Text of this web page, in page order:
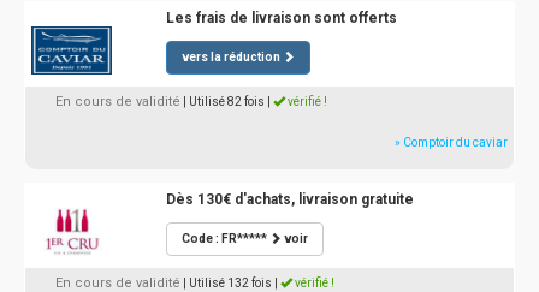
Les frais de livraison sont offerts
vers la réduction
En cours de validité | Utilisé 82 fois vérifié !
» Comptoir du caviar
Dès 130€ d'achats, livraison gratuite
Code : FR***** voir
En cours de validité | Utilisé 132 fois vérifié !